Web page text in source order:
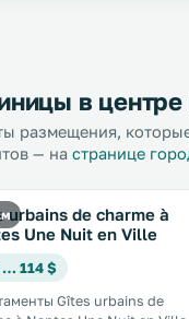
в центре
размещения,
— на странице
urbains de charme à
Une Nuit en Ville
… 114 $
Gîtes urbains de